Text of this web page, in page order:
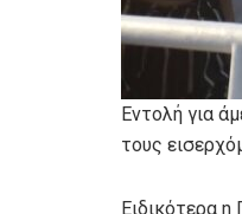
Εντολή για
τους
Ειδικότερα